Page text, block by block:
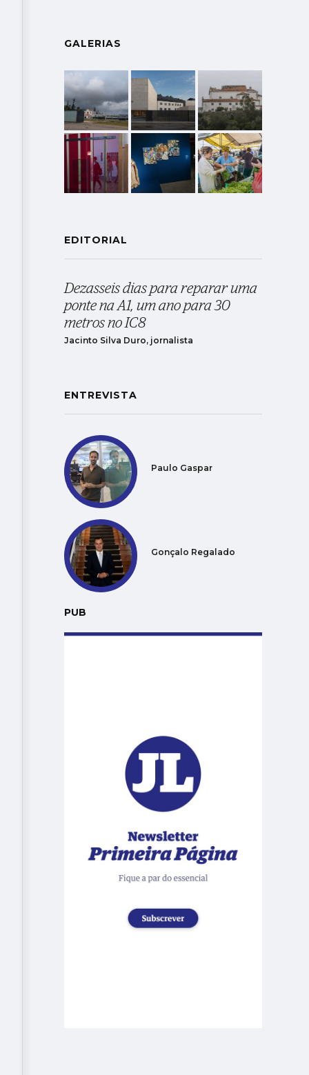
GALERIAS
EDITORIAL
Dezasseis dias para reparar uma
ponte na A1, um ano para 30
metros no IC8
Jacinto Silva Duro, jornalista
ENTREVISTA
Paulo Gaspar
Gonçalo Regalado
PUB